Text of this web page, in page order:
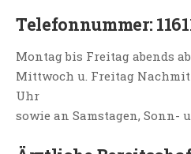
Telefonnummer:
Montag bis Freitag abends
Mittwoch u. Freitag
Uhr
sowie an Samstagen, Sonn-